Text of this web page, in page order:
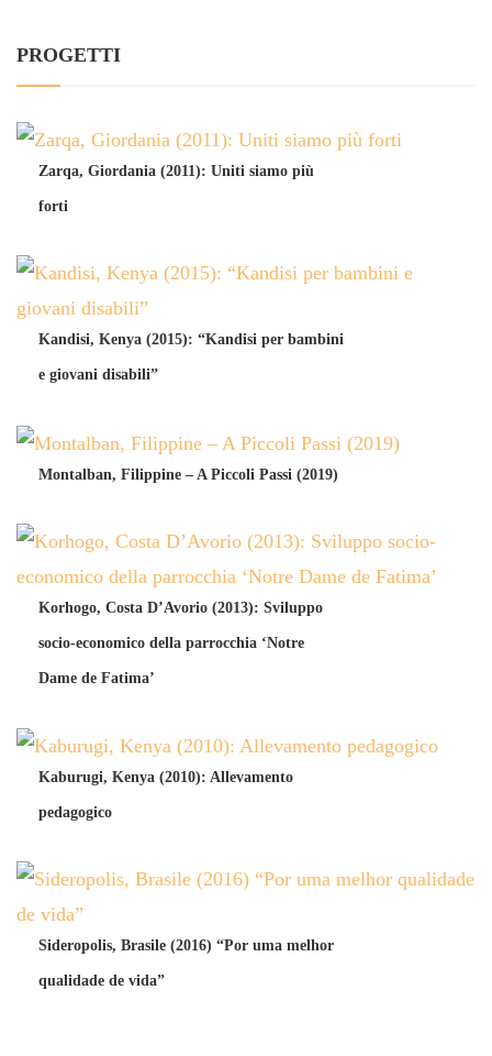
PROGETTI
Zarqa, Giordania (2011): Uniti siamo più
forti
Kandisi, Kenya (2015): “Kandisi per bambini
e giovani disabili”
Montalban, Filippine – A Piccoli Passi (2019)
Korhogo, Costa D’Avorio (2013): Sviluppo
socio-economico della parrocchia ‘Notre
Dame de Fatima’
Kaburugi, Kenya (2010): Allevamento
pedagogico
Sideropolis, Brasile (2016) “Por uma melhor
qualidade de vida”